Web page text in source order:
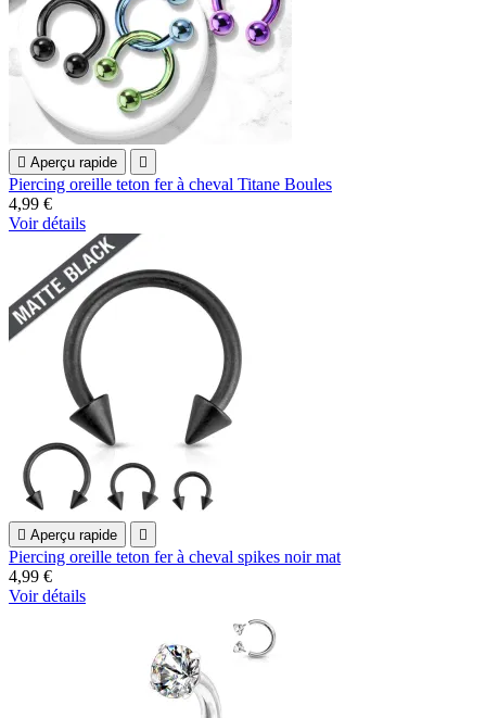
 Aperçu rapide 
Piercing oreille teton fer à cheval Titane Boules
4,99 €
Voir détails
 Aperçu rapide 
Piercing oreille teton fer à cheval spikes noir mat
4,99 €
Voir détails